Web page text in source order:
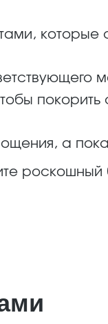
которые
покорить
а
роскошный